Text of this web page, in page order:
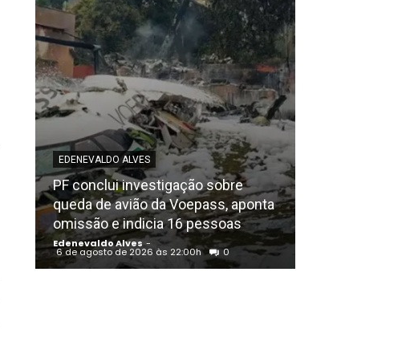
EDENEVALDO ALVES
PF conclui investigação sobre
queda de avião da Voepass, aponta
omissão e indicia 16 pessoas
Edenevaldo Alves -
6 de agosto de 2026 às 22:00h 0